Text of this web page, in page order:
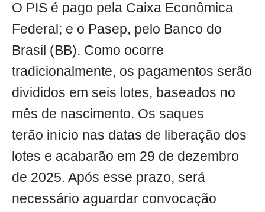
O PIS é pago pela Caixa Econômica
Federal; e o Pasep, pelo Banco do
Brasil (BB). Como ocorre
tradicionalmente, os pagamentos serão
divididos em seis lotes, baseados no
mês de nascimento. Os saques
terão início nas datas de liberação dos
lotes e acabarão em 29 de dezembro
de 2025. Após esse prazo, será
necessário aguardar convocação